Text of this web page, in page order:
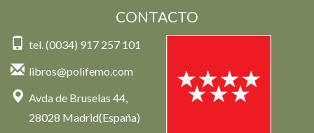
CONTACTO
tel. (0034) 917 257 101
libros@polifemo.com
Avda de Bruselas 44,
28028 Madrid(España)